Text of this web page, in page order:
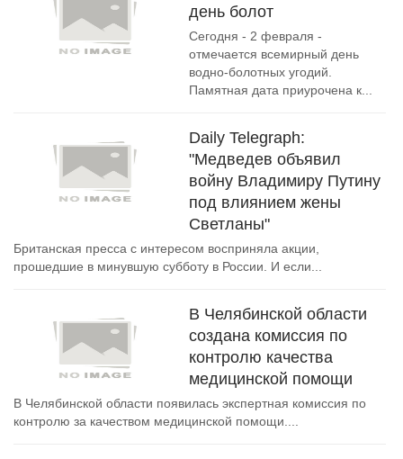
день болот
Сегодня - 2 февраля -
отмечается всемирный день
водно-болотных угодий.
Памятная дата приурочена к...
Daily Telegraph:
"Медведев объявил
войну Владимиру Путину
под влиянием жены
Светланы"
Британская пресса с интересом восприняла акции,
прошедшие в минувшую субботу в России. И если...
В Челябинской области
создана комиссия по
контролю качества
медицинской помощи
В Челябинской области появилась экспертная комиссия по
контролю за качеством медицинской помощи....